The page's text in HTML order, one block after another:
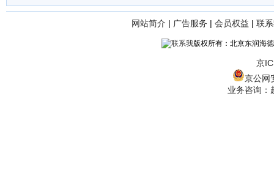
网站简介 | 广告服务 | 会员权益 | 联
版权所有：北京东润海
京
京公网
业务咨询：